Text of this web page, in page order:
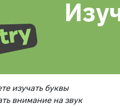
изучать буквы
внимание на звук